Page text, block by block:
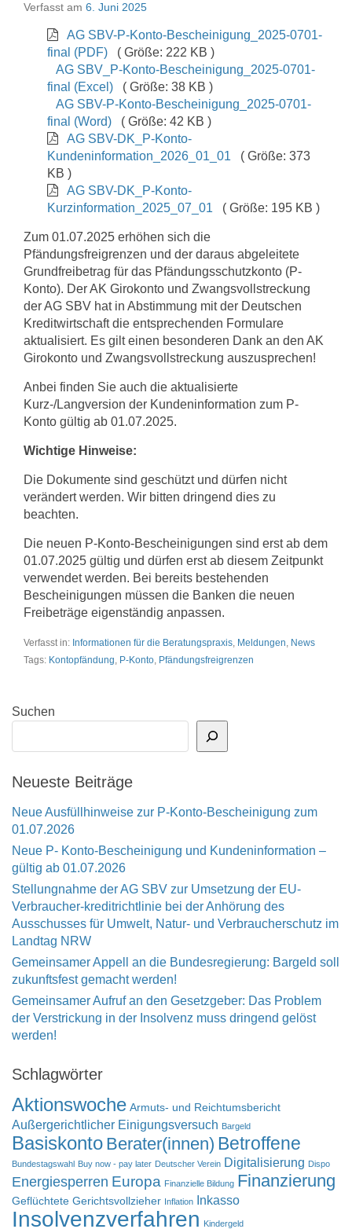
Verfasst am 6. Juni 2025
AG SBV-P-Konto-Bescheinigung_2025-0701-
final (PDF)
( Größe: 222 KB )
AG SBV_P-Konto-Bescheinigung_2025-0701-
final (Excel)
( Größe: 38 KB )
AG SBV-P-Konto-Bescheinigung_2025-0701-
final (Word)
( Größe: 42 KB )
AG SBV-DK_P-Konto-
Kundeninformation_2026_01_01
( Größe: 373
KB )
AG SBV-DK_P-Konto-
Kurzinformation_2025_07_01
( Größe: 195 KB )
Zum 01.07.2025 erhöhen sich die
Pfändungsfreigrenzen und der daraus abgeleitete
Grundfreibetrag für das Pfändungsschutzkonto (P-
Konto). Der AK Girokonto und Zwangsvollstreckung
der AG SBV hat in Abstimmung mit der Deutschen
Kreditwirtschaft die entsprechenden Formulare
aktualisiert. Es gilt einen besonderen Dank an den AK
Girokonto und Zwangsvollstreckung auszusprechen!
Anbei finden Sie auch die aktualisierte
Kurz-/Langversion der Kundeninformation zum P-
Konto gültig ab 01.07.2025.
Wichtige Hinweise:
Die Dokumente sind geschützt und dürfen nicht
verändert werden. Wir bitten dringend dies zu
beachten.
Die neuen P-Konto-Bescheinigungen sind erst ab dem
01.07.2025 gültig und dürfen erst ab diesem Zeitpunkt
verwendet werden. Bei bereits bestehenden
Bescheinigungen müssen die Banken die neuen
Freibeträge eigenständig anpassen.
Verfasst in: Informationen für die Beratungspraxis, Meldungen, News
Tags: Kontopfändung, P-Konto, Pfändungsfreigrenzen
Suchen
Neueste Beiträge
Neue Ausfüllhinweise zur P-Konto-Bescheinigung zum
01.07.2026
Neue P- Konto-Bescheinigung und Kundeninformation –
gültig ab 01.07.2026
Stellungnahme der AG SBV zur Umsetzung der EU-
Verbraucher-kreditrichtlinie bei der Anhörung des
Ausschusses für Umwelt, Natur- und Verbraucherschutz im
Landtag NRW
Gemeinsamer Appell an die Bundesregierung: Bargeld soll
zukunftsfest gemacht werden!
Gemeinsamer Aufruf an den Gesetzgeber: Das Problem
der Verstrickung in der Insolvenz muss dringend gelöst
werden!
Schlagwörter
Aktionswoche Armuts- und Reichtumsbericht
Außergerichtlicher Einigungsversuch Bargeld
Basiskonto Berater(innen) Betroffene
Bundestagswahl Buy now - pay later Deutscher Verein Digitalisierung Dispo
Energiesperren Europa Finanzielle Bildung Finanzierung
Geflüchtete Gerichtsvollzieher Inflation Inkasso
Insolvenzverfahren Kindergeld